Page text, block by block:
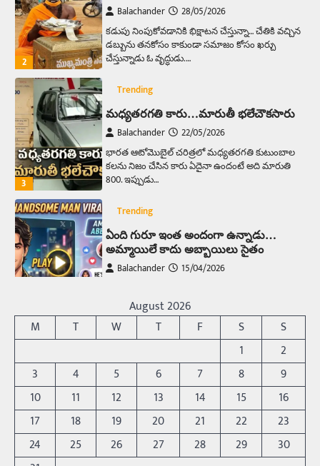
2
Balachander 28/05/2026
కడుపు నింపుకోవడానికి భిక్షాటన చేస్తున్నా… చేతికి వచ్చిన
డబ్బును తనకోసం కాకుండా సమాజం కోసం ఖర్చు
చేస్తున్నాడు ఓ వృద్ధుడు.…
3
Trending
మధ్యతరగతి కారు…మారుతీ భలేచౌకసారు
Balachander 22/05/2026
భారత ఆటోమొబైల్ చరిత్రలో మధ్యతరగతి కుటుంబాల
కలను నిజం చేసిన కారు ఏదైనా ఉందంటే అది మారుతి
800. ఇప్పుడు…
4
Trending
ఏంది గురూ ఇంత అందంగా ఉన్నాడు…
అమ్మాయిలే కాదు అబ్బాయిలు సైతం
Balachander 15/04/2026
బోమ్మ అని పిలుస్తాం. స్పెయిన్‌ అమ్మాయిలు చాలా
అందంగా ఉంటారనే నానుడి…
5
రోడ్డుపై ఏరులై పారిన బీర్లు… ఘాటుతో
మండుతున్న నోర్లు
Balachander 15/04/2026
ఉత్తర ప్రదేశ్‌లోని ఝాన్సీ జిల్లాలో ఒక వింతైన రోడ్డు
ప్రమాదం చోటుచేసుకుంది. ఝాన్సీ–కాన్పూర్ జాతీయ
రహదారిపై వేల సంఖ్యలో బీరు…
August 2026
M
T W T F S
S
1
2
3
4 5 6 7 8
9
10
11 12 13 14 15
16
17
18 19 20 21 22
23
24
25 26 27 28 29
30